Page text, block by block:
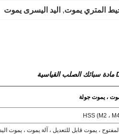
المتري يموت, اليد اليسرى يموت
، يموت جولة
، يموت قابل للتعديل ، آلة يموت ، يموت